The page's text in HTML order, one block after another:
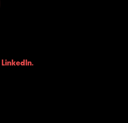
LinkedIn.